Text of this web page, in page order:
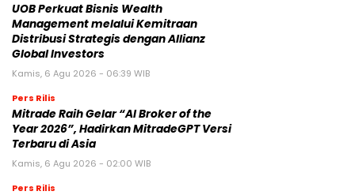
UOB Perkuat Bisnis Wealth
Management melalui Kemitraan
Distribusi Strategis dengan Allianz
Global Investors
Kamis, 6 Agu 2026 - 06:39 WIB
Pers Rilis
Mitrade Raih Gelar “AI Broker of the
Year 2026”, Hadirkan MitradeGPT Versi
Terbaru di Asia
Kamis, 6 Agu 2026 - 02:00 WIB
Pers Rilis